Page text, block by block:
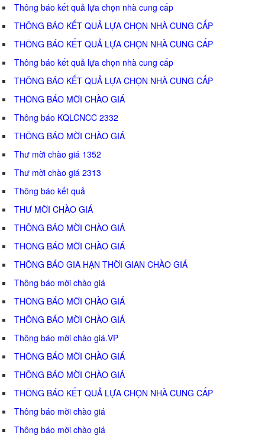
Thông báo kết quả lựa chọn nhà cung cấp
THÔNG BÁO KẾT QUẢ LỰA CHỌN NHÀ CUNG CẤP
THÔNG BÁO KẾT QUẢ LỰA CHỌN NHÀ CUNG CẤP
Thông báo kết quả lựa chọn nhà cung cấp
THÔNG BÁO KẾT QUẢ LỰA CHỌN NHÀ CUNG CẤP
THÔNG BÁO MỜI CHÀO GIÁ
Thông báo KQLCNCC 2332
THÔNG BÁO MỜI CHÀO GIÁ
Thư mời chào giá 1352
Thư mời chào giá 2313
Thông báo kết quả
THƯ MỜI CHÀO GIÁ
THÔNG BÁO MỜI CHÀO GIÁ
THÔNG BÁO MỜI CHÀO GIÁ
THÔNG BÁO GIA HẠN THỜI GIAN CHÀO GIÁ
Thông báo mời chào giá
THÔNG BÁO MỜI CHÀO GIÁ
THÔNG BÁO MỜI CHÀO GIÁ
Thông báo mời chào giá.VP
THÔNG BÁO MỜI CHÀO GIÁ
THÔNG BÁO MỜI CHÀO GIÁ
THÔNG BÁO KẾT QUẢ LỰA CHỌN NHÀ CUNG CẤP
Thông báo mời chào giá
Thông báo mời chào giá